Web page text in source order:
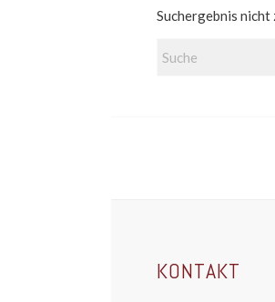
Suchergebnis
KONTAKT